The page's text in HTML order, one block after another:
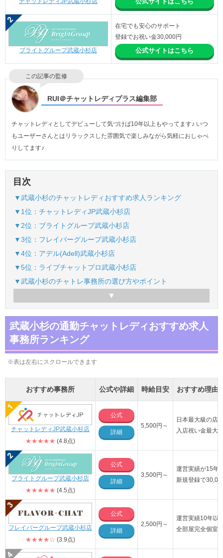
ブライトグループ武蔵小杉店
在宅でも安心のサポート
登録でお祝い金30,000円
公式サイトはこちら
この記事の監修
RUI＠チャットレディプラス編集部
チャットレディとしてデビューして気づけば10年以上もやってます♪ いつ
もユーザーさんとはリラックスした雰囲気で楽しみながら気軽におしゃべ
りしてます♪
目次
▼武蔵小杉のチャットレディおすすめ求人ランキング
▼1位：チャットレディJP武蔵小杉店
▼2位：ブライトグループ武蔵小杉店
▼3位：フレイバーグループ武蔵小杉店
▼4位：アデル(Adell)武蔵小杉店
▼5位：ライブチャットプロ武蔵小杉店
▼武蔵小杉のチャトレ事務所の選び方やポイント
武蔵小杉の通勤チャットレディおすすめ求人
事務所ランキング
※表は左右にスクロールできます
おすすめ事務所 公式や詳細 時給目安 おすすめ理由
チャットレディJP武蔵小杉店
★★★★★ (4.8点)
公式
詳細
5,500円～
日本最大級の店
入店祝い金最大
ブライトグループ武蔵小杉店
★★★★★ (4.5点)
公式
詳細
3,500円～
運営実績が15年
新規登録で
フレイバーグループ武蔵小杉店
★★★★☆ (3.9点)
公式
詳細
2,500円～
運営実績10年以
全部屋完全個室